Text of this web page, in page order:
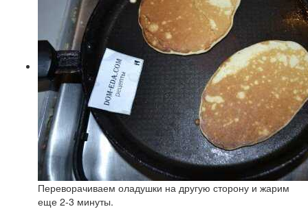
Переворачиваем оладушки на другую сторону и жарим
еще 2-3 минуты.